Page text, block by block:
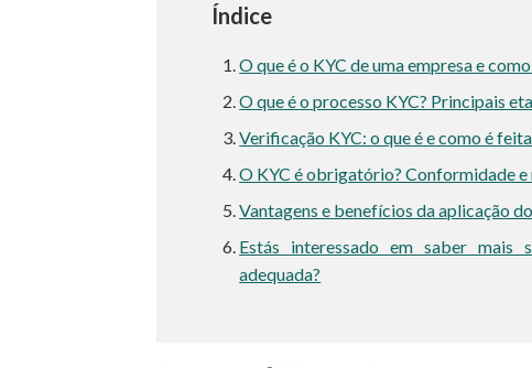
Índice
O que é o KYC de uma empresa e
O que é o processo KYC? Principais
Verificação KYC: o que é e como é
O KYC é obrigatório? Conformidade e
Vantagens e benefícios da aplicação
Estás interessado em saber mais
adequada?